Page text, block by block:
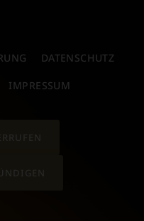
DATENSCHUTZ
IMPRESSUM